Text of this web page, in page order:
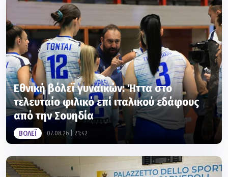
Εθνική βόλεϊ γυναικών: Ήττα στο
τελευταίο φιλικό επί ιταλικού εδάφους
από την Σουηδία
ΒΟΛΕΪ 07.08.26 | 21:42